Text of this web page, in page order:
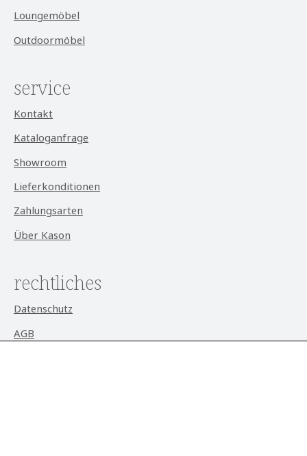
Loungemöbel
Outdoormöbel
service
Kontakt
Kataloganfrage
Showroom
Lieferkonditionen
Zahlungsarten
Über Kason
rechtliches
Datenschutz
AGB